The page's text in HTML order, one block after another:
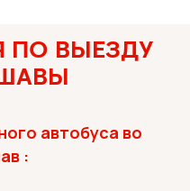
ВЫЕЗДУ
автобуса во
: